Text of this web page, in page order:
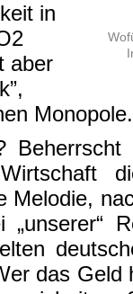
in
aber
Monopole.
Melodie,
„unserer“
das